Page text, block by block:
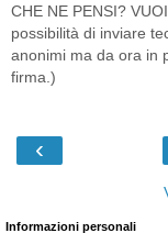
CHE NE PENSI?
possibilità di inviare
anonimi ma da ora in
firma.)
‹
Informazioni personali